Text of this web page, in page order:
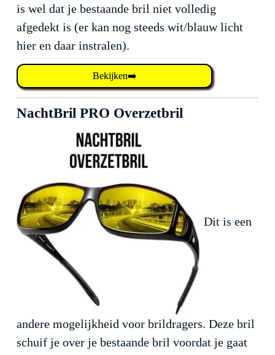
is wel dat je bestaande bril niet volledig
afgedekt is (er kan nog steeds wit/blauw licht
hier en daar instralen).
Bekijken➡️
NachtBril PRO Overzetbril
Dit is een
andere mogelijkheid voor brildragers. Deze bril
schuif je over je bestaande bril voordat je gaat